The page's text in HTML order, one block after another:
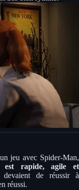
jeu avec Spider-Man,
est rapide, agile et
de réussir à
réussi.